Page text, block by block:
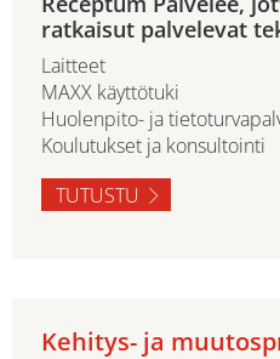
ratkaisut palvelevat
Laitteet
MAXX käyttötuki
Huolenpito- ja
Koulutukset ja konsultointi
TUTUSTU
Kehitys- ja